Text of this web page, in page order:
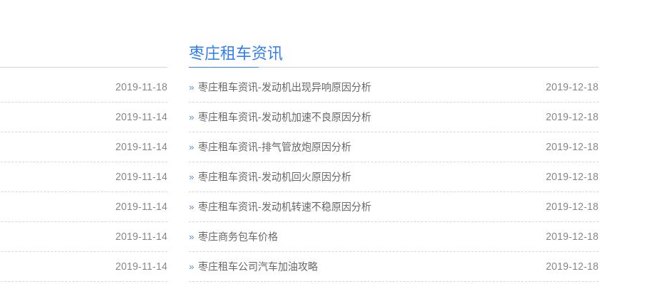
2019-11-18
2019-11-14
2019-11-14
2019-11-14
2019-11-14
2019-11-14
2019-11-14
枣庄租车资讯
2019-12-18
枣庄租车资讯-发动机出现异响原因分析
2019-12-18
枣庄租车资讯-发动机加速不良原因分析
2019-12-18
枣庄租车资讯-排气管放炮原因分析
2019-12-18
枣庄租车资讯-发动机回火原因分析
2019-12-18
枣庄租车资讯-发动机转速不稳原因分析
2019-12-18
枣庄商务包车价格
2019-12-18
枣庄租车公司汽车加油攻略